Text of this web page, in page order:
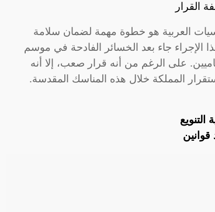
القرار
العربية هو خطوة مهمة لضمان سلامة
الإجراء جاء بعد الخسائر الفادحة في موسم
على الرغم من أنه قرار صعب، إلا أنه
المملكة خلال هذه المناسك المقدسة.
التنويع
قوانين